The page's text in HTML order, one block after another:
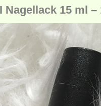
Nagellack 15 ml –